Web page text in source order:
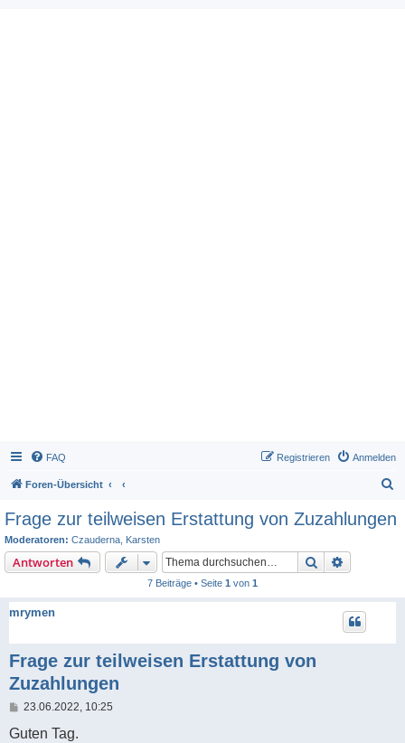
FAQ Anmelden
Registrieren
Foren-Übersicht
c
Frage zur teilweisen Erstattung von Zuzahlungen
Moderatoren: Czauderna Karsten
Antworten Suche
7 Beiträge • Seite 1 von 1
mrymen
Frage zur teilweisen Erstattung von
Zuzahlungen
B
i
23.06.2022, 10:25
Guten Tag.